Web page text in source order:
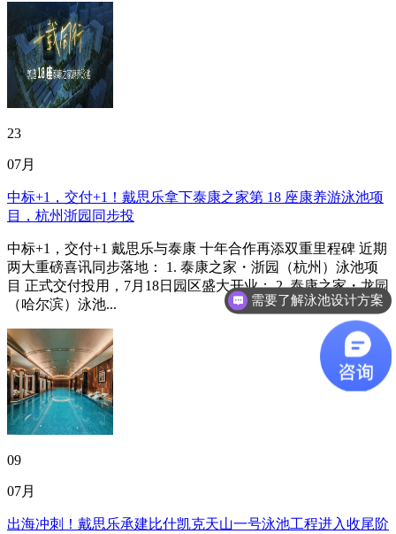
23
07月
中标+1，交付+1！戴思乐拿下泰康之家第 18 座康养游泳池项
目，杭州浙园同步投
中标+1，交付+1 戴思乐与泰康 十年合作再添双重里程碑 近期
两大重磅喜讯同步落地： 1. 泰康之家・浙园（杭州）泳池项
目 正式交付投用，7月18日园区盛大开业； 2. 泰康之家・龙园
（哈尔滨）泳池...
09
07月
出海冲刺！戴思乐承建比什凯克天山一号泳池工程进入收尾阶
需要了解泳池设计方案